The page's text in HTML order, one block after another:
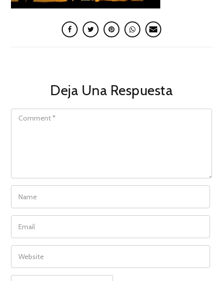
Deja Una Respuesta
COMMENT
NAME
EMAIL
WEBSITE